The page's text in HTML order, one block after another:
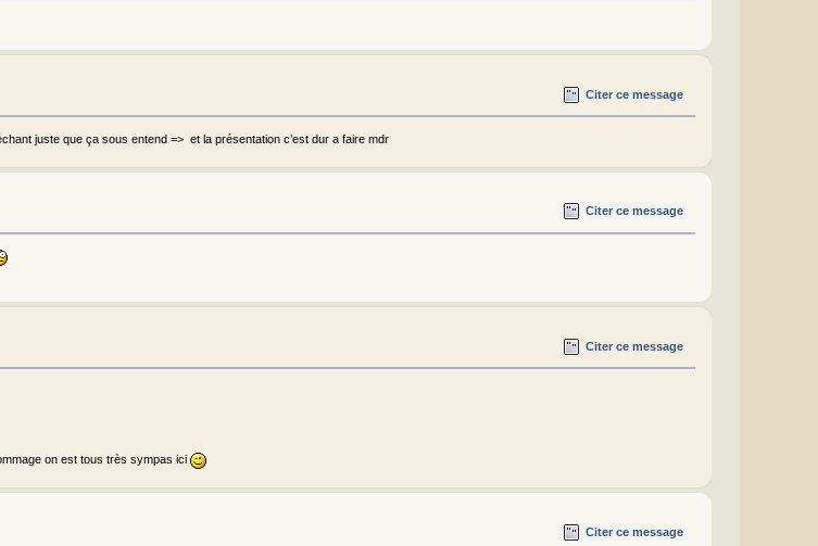
Citer ce message
juste que ça sous entend => et la présentation c’est dur a faire mdr
Citer ce message
Citer ce message
on est tous très sympas ici
Citer ce message